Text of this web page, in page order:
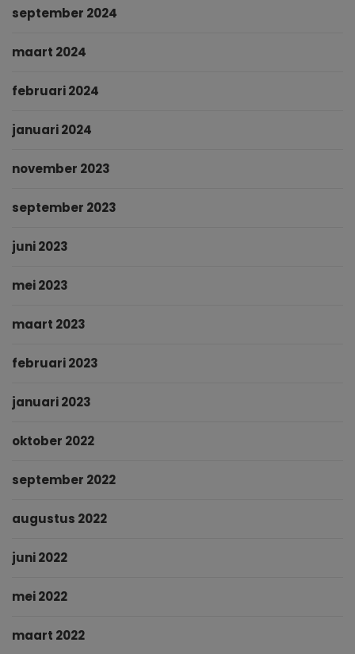
september 2024
maart 2024
februari 2024
januari 2024
november 2023
september 2023
juni 2023
mei 2023
maart 2023
februari 2023
januari 2023
oktober 2022
september 2022
augustus 2022
juni 2022
mei 2022
maart 2022